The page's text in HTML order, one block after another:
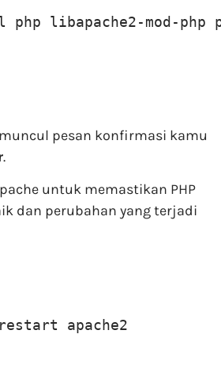
libapache2-mod-php
pesan konfirmasi kamu
.
untuk memastikan PHP
dan perubahan yang terjadi
apache2